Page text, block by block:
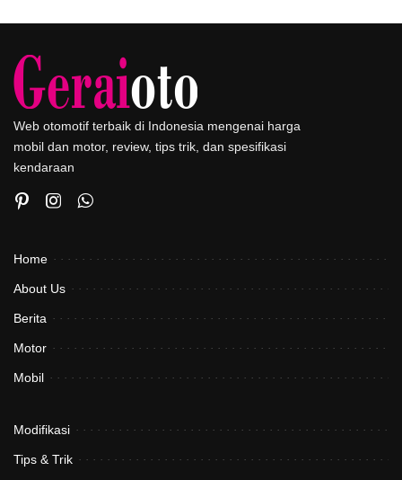
Web otomotif terbaik di Indonesia mengenai harga
mobil dan motor, review, tips trik, dan spesifikasi
kendaraan
Home
About Us
Berita
Motor
Mobil
Modifikasi
Tips & Trik